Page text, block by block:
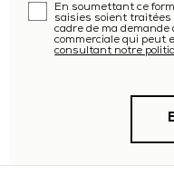
En soumettant ce
saisies soient
cadre de ma
commerciale qui peut
consultant notre